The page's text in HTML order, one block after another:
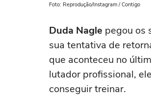
Foto: Reprodução/Instagram / Contigo
Duda Nagle pegou os
sua tentativa de
que aconteceu no
lutador profissional,
conseguir treinar.